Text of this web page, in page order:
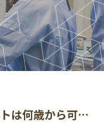
「インプラントは何歳から可能？対象年齢について」